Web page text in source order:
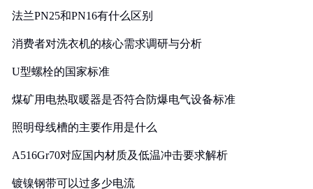
法兰PN25和PN16有什么区别
消费者对洗衣机的核心需求调研与分析
U型螺栓的国家标准
煤矿用电热取暖器是否符合防爆电气设备标准
照明母线槽的主要作用是什么
A516Gr70对应国内材质及低温冲击要求解析
镀镍钢带可以过多少电流